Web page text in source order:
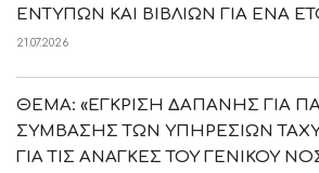
ΕΝΤΥΠΩΝ ΚΑΙ ΒΙΒΛΙΩΝ ΓΙΑ ΕΝΑ
21.07.2026
ΘΕΜΑ: «ΕΓΚΡΙΣΗ ΔΑΠΑΝΗΣ ΓΙΑ
ΣΥΜΒΑΣΗΣ ΤΩΝ ΥΠΗΡΕΣΙΩΝ
ΓΙΑ ΤΙΣ ΑΝΑΓΚΕΣ ΤΟΥ ΓΕΝΙΚΟΥ